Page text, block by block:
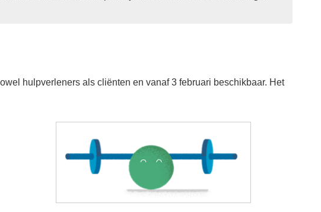
hulpverleners als cliënten en vanaf 3 februari beschikbaar. Het